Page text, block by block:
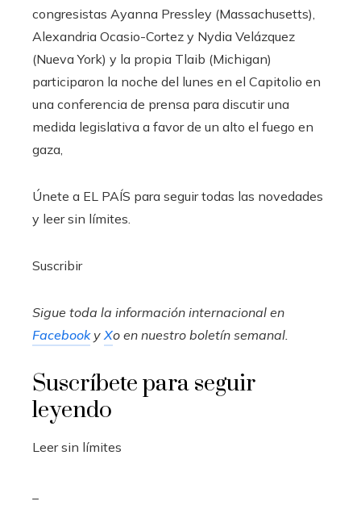
congresistas Ayanna Pressley (Massachusetts),
Alexandria Ocasio-Cortez y Nydia Velázquez
(Nueva York) y la propia Tlaib (Michigan)
participaron la noche del lunes en el Capitolio en
una conferencia de prensa para discutir una
medida legislativa a favor de un alto el fuego en
gaza,
Únete a EL PAÍS para seguir todas las novedades
y leer sin límites.
Suscribir
Sigue toda la información internacional en
FacebookyXo en nuestro boletín semanal.
Suscríbete para seguir
leyendo
Leer sin límites